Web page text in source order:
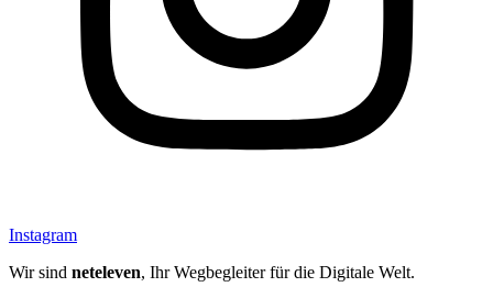
Instagram
Wir sind neteleven, Ihr Wegbegleiter für die Digitale Welt.